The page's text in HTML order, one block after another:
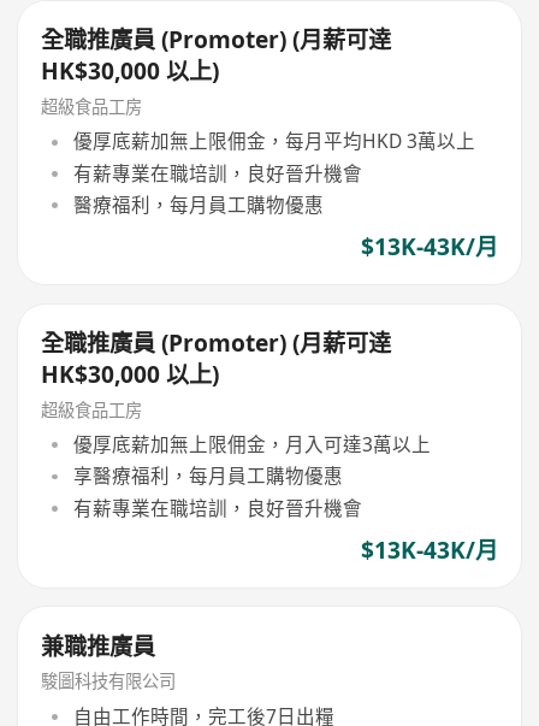
全職推廣員 (Promoter) (月薪可逹
HK$30,000 以上)
超級食品工房
優厚底薪加無上限佣金，每月平均HKD 3萬以上
有薪專業在職培訓，良好晉升機會
醫療福利，每月員工購物優惠
$13K-43K/月
全職推廣員 (Promoter) (月薪可逹
HK$30,000 以上)
超級食品工房
優厚底薪加無上限佣金，月入可達3萬以上
享醫療福利，每月員工購物優惠
有薪專業在職培訓，良好晉升機會
$13K-43K/月
兼職推廣員
駿圖科技有限公司
自由工作時間，完工後7日出糧